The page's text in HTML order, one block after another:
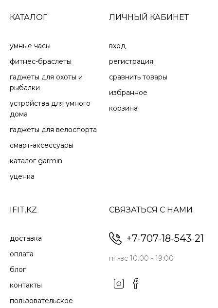
КАТАЛОГ
умные часы
фитнес-браслеты
гаджеты для охоты и
рыбалки
устройства для умного
дома
гаджеты для велоспорта
смарт-аксессуары
каталог garmin
уценка
IFIT.KZ
доставка
оплата
блог
контакты
пользовательское
ЛИЧНЫЙ КАБИНЕТ
вход
регистрация
сравнить товары
избранное
корзина
СВЯЗАТЬСЯ С НАМИ
+7-707-18-543-21
пн-вс 10.00 - 19:00